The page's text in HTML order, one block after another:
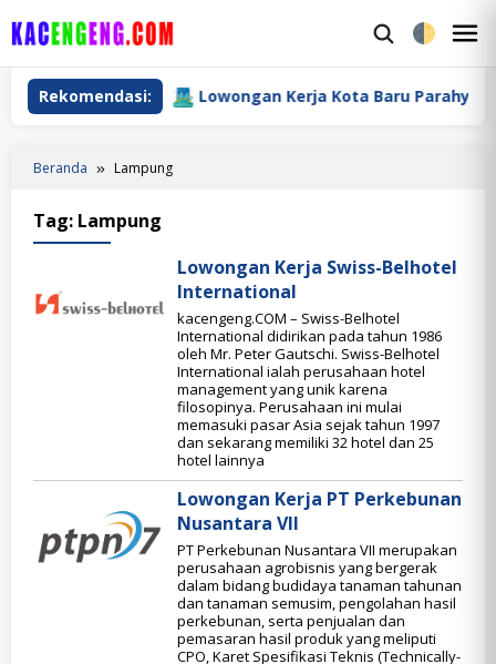
Rekomendasi:
Tbk Lowongan Kerja Kota Baru Parahyangan
Beranda Lampung
Tag: Lampung
Lowongan Kerja Swiss-Belhotel
International
kacengeng.COM – Swiss-Belhotel
International didirikan pada tahun 1986
oleh Mr. Peter Gautschi. Swiss-Belhotel
International ialah perusahaan hotel
management yang unik karena
filosopinya. Perusahaan ini mulai
memasuki pasar Asia sejak tahun 1997
dan sekarang memiliki 32 hotel dan 25
hotel lainnya
Lowongan Kerja PT Perkebunan
Nusantara VII
PT Perkebunan Nusantara VII merupakan
perusahaan agrobisnis yang bergerak
dalam bidang budidaya tanaman tahunan
dan tanaman semusim, pengolahan hasil
perkebunan, serta penjualan dan
pemasaran hasil produk yang meliputi
CPO, Karet Spesifikasi Teknis (Technically-